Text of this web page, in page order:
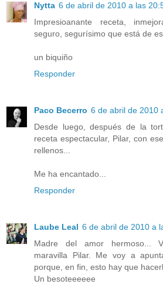
Nytta 6 de abril de 2010 a las
Impresioanante receta,
seguro, segurísimo que está de
un biquiño
Responder
Paco Becerro 6 de abril de 2010
Desde luego, después de la
receta espectacular, Pilar, con
rellenos...
Me ha encantado...
Responder
Laube Leal 6 de abril de 2010 a
Madre del amor hermoso...
maravilla Pilar. Me voy a
porque, en fin, esto hay que
Un besoteeeeee